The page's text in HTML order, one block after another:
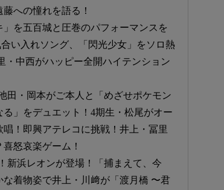
への憧れを語る！
を五百城と圧巻のパフォーマンスを
い入れソング、「閃光少女」をソロ熱
・中西がハッピー全開ハイテンション
田・岡本がご本人と「めざせポケモン
」をデュエット！4期生・松尾がオー
！即興アテレコに挑戦！井上・冨里
怒哀楽ゲーム！
新浜レオンが登場！「捕まえて、今
着物姿で井上・川﨑が「渡月橋 〜君